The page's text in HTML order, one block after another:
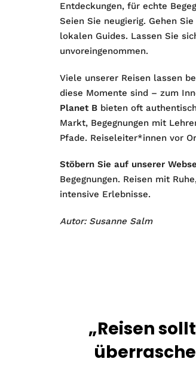
Entdeckungen, für echte
Seien Sie neugierig. Gehen
lokalen Guides. Lassen Sie
unvoreingenommen.
Viele unserer Reisen lassen
diese Momente sind – zum
Planet B bieten oft
Markt, Begegnungen mit
Pfade. Reiseleiter*innen vor
Stöbern Sie auf unserer
Begegnungen. Reisen mit
intensive Erlebnisse.
Autor: Susanne Salm
„Reisen